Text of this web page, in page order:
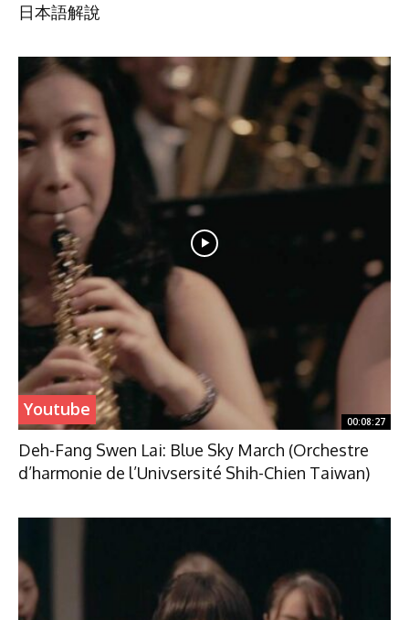
日本語解說
Youtube
00:08:27
Deh-Fang Swen Lai: Blue Sky March (Orchestre
d’harmonie de l’Univsersité Shih-Chien Taiwan)